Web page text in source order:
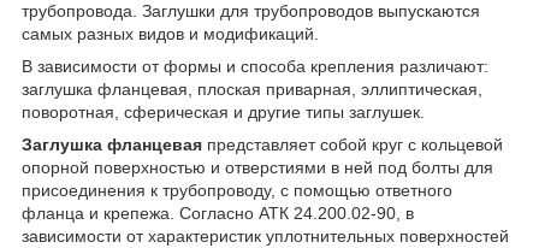
трубопровода. Заглушки для трубопроводов выпускаются
самых разных видов и модификаций.
В зависимости от формы и способа крепления различают:
заглушка фланцевая, плоская приварная, эллиптическая,
поворотная, сферическая и другие типы заглушек.
Заглушка фланцевая представляет собой круг с кольцевой
опорной поверхностью и отверстиями в ней под болты для
присоединения к трубопроводу, с помощью ответного
фланца и крепежа. Согласно АТК 24.200.02-90, в
зависимости от характеристик уплотнительных поверхностей